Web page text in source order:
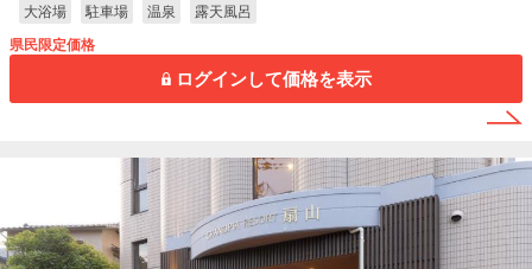
大浴場 駐車場 温泉 露天風呂
県民限定価格
ログインして価格を表示